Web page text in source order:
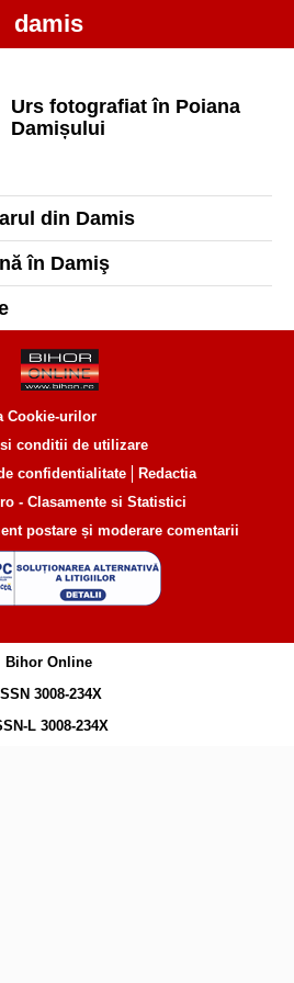
damis
Urs fotografiat în Poiana
Damișului
din Damis
în Damiş
Cookie-urilor
conditii de utilizare
confidentialitate
Redactia
postare și moderare comentarii
Bihor Online
ISSN 3008-234X
L 3008-234X